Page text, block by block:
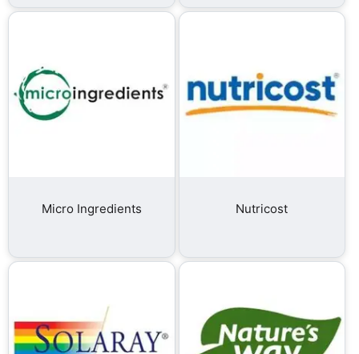
Micro Ingredients Nutricost